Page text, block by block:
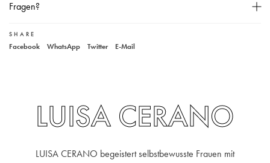
Das Model ist 178 cm groß und trägt Größe 36,
Material Rückseite: 100% Viskose,
Fragen?
Unser Kundenservice
SHARE
Facebook WhatsApp Twitter E-Mail
LUISA CERANO
LUISA CERANO begeistert selbstbewusste Frauen mit